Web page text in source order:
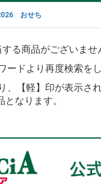
弁当
お寿司
おせち
る商品がございませ
ードより再度検索を
、【軽】印が表示さ
なります。